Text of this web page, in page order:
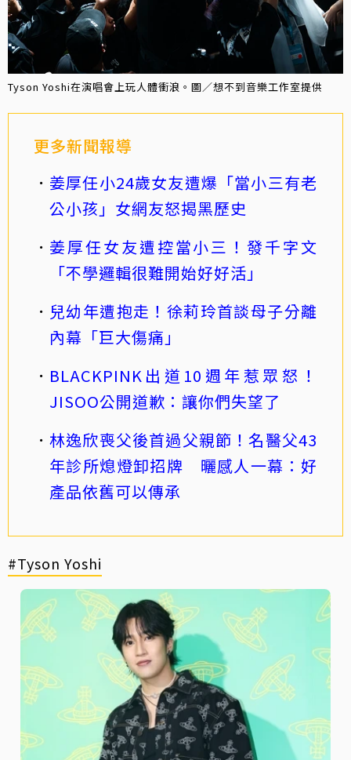
Tyson Yoshi在演唱會上玩人體衝浪。圖／想不到音樂工作室提供
更多新聞報導
姜厚任小24歲女友遭爆「當小三有老
公小孩」女網友怒揭黑歷史
姜厚任女友遭控當小三！發千字文
「不學邏輯很難開始好好活」
兒幼年遭抱走！徐莉玲首談母子分離
內幕「巨大傷痛」
BLACKPINK出道10週年惹眾怒！
JISOO公開道歉：讓你們失望了
林逸欣喪父後首過父親節！名醫父43
年診所熄燈卸招牌 曬感人一幕：好
產品依舊可以傳承
#Tyson Yoshi